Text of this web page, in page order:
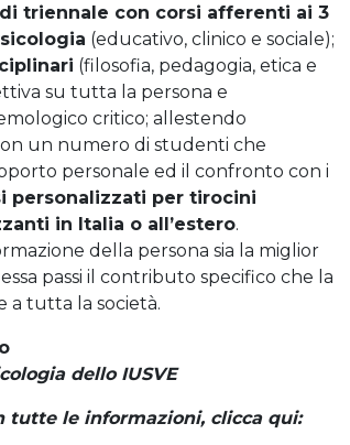
triennale con corsi afferenti ai 3
(educativo, clinico e sociale);
(filosofia, pedagogia, etica e
su tutta la persona e
critico; allestendo
un numero di studenti che
personale ed il confronto con i
personalizzati per tirocini
in Italia o all’estero.
della persona sia la miglior
passi il contributo specifico che la
a tutta la società.
dello IUSVE
tutte le informazioni, clicca qui: